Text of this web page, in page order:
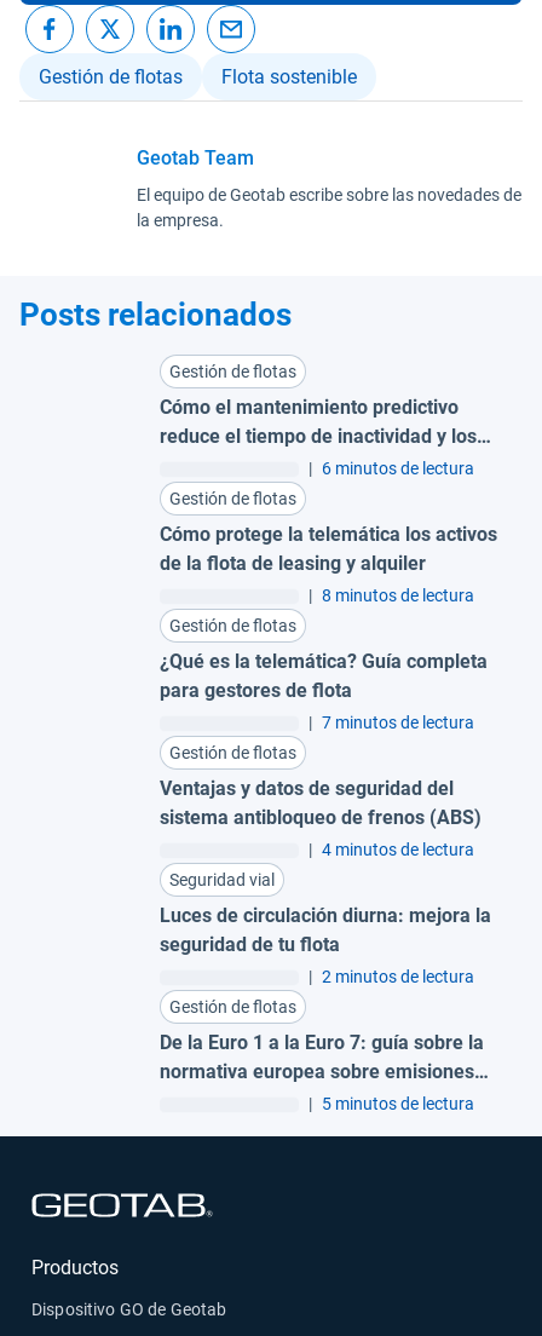
Gestión de flotas Flota sostenible
Geotab Team
El equipo de Geotab escribe sobre las novedades de
la empresa.
Posts relacionados
Gestión de flotas
Cómo el mantenimiento predictivo
reduce el tiempo de inactividad y los
costes para grandes flotas
| 6 minutos de lectura
Gestión de flotas
Cómo protege la telemática los activos
de la flota de leasing y alquiler
| 8 minutos de lectura
Gestión de flotas
¿Qué es la telemática? Guía completa
para gestores de flota
| 7 minutos de lectura
Gestión de flotas
Ventajas y datos de seguridad del
sistema antibloqueo de frenos (ABS)
| 4 minutos de lectura
Seguridad vial
Luces de circulación diurna: mejora la
seguridad de tu flota
| 2 minutos de lectura
Gestión de flotas
De la Euro 1 a la Euro 7: guía sobre la
normativa europea sobre emisiones
| 5 minutos de lectura
Productos
Dispositivo GO de Geotab